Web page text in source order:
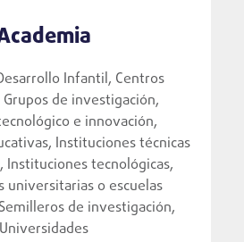
Infantil, Centros
de investigación,
e innovación,
Instituciones técnicas
Instituciones tecnológicas,
universitarias o escuelas
de investigación,
Universidades